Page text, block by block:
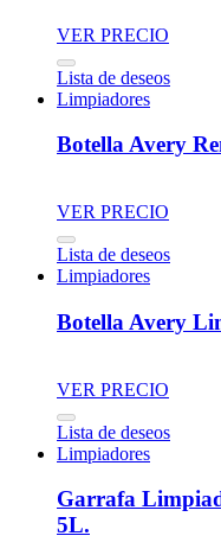
VER PRECIO
Lista de deseos
Limpiadores
Botella Avery
VER PRECIO
Lista de deseos
Limpiadores
Botella Avery
VER PRECIO
Lista de deseos
Limpiadores
Garrafa
5L.